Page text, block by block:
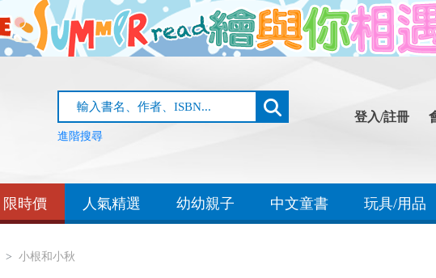
進階搜尋
登入/註冊
限時價 人氣精選 幼幼親子 中文童書 玩具/用品
小根和小秋